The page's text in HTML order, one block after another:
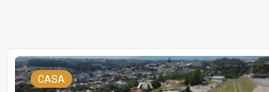
CASA